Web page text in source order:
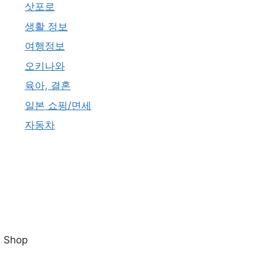
삿포로
생활 정보
여행정보
오키나와
육아, 결혼
일본 쇼핑/면세
자동차
Shop